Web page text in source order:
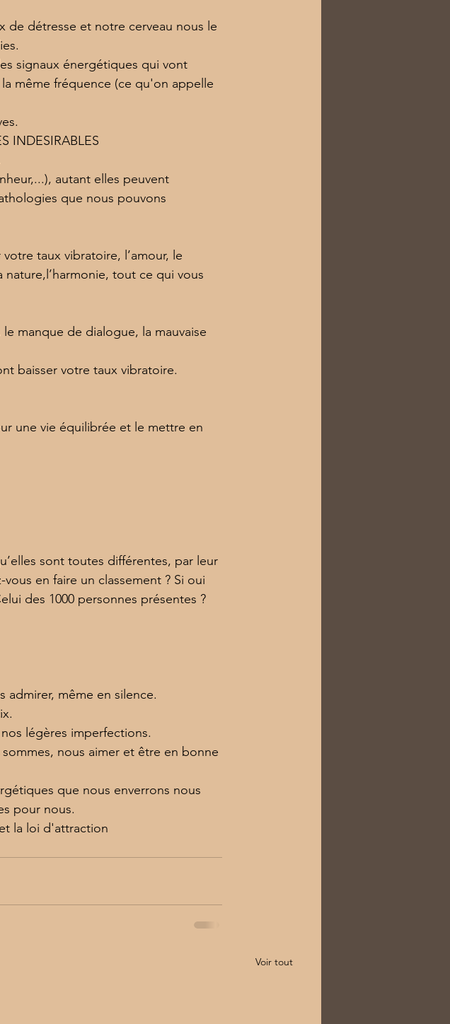
de détresse et notre cerveau nous le
signaux énergétiques qui vont
même fréquence (ce qu'on appelle
INDESIRABLES
autant elles peuvent
que nous pouvons
taux vibratoire, l’amour, le
tout ce qui vous
manque de dialogue, la mauvaise
baisser votre taux vibratoire.
une vie équilibrée et le mettre en
sont toutes différentes, par leur
en faire un classement ? Si oui
des 1000 personnes présentes ?
admirer, même en silence.
légères imperfections.
nous aimer et être en bonne
que nous enverrons nous
pour nous.
la loi d'attraction
Voir tout